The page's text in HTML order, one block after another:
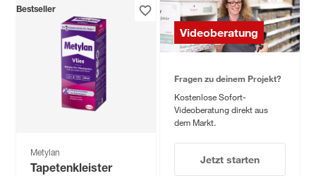
Bestseller
Metylan
Tapetenkleister
Videoberatung
Fragen zu deinem Projekt?
Kostenlose Sofort-
Videoberatung direkt aus
dem Markt.
Jetzt starten